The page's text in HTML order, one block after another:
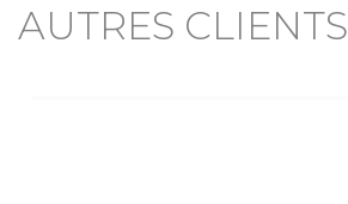
AUTRES CLIENTS